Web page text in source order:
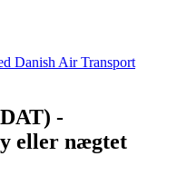
Danish Air Transport
-
eller nægtet